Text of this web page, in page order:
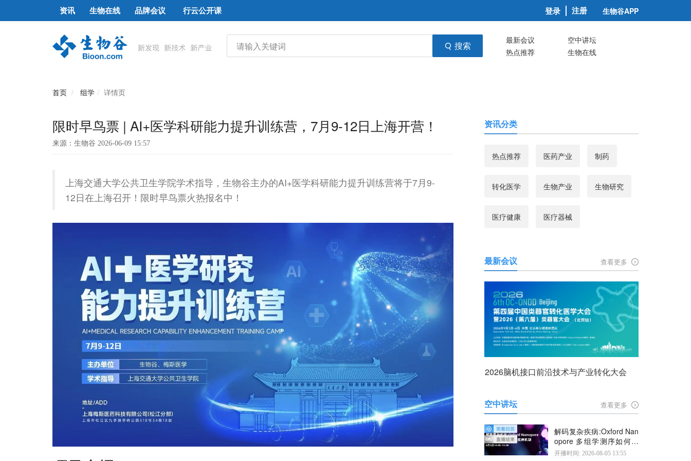
资讯 生物在线 品牌会议 行云公开课 登录 注册 生物谷APP
搜索 最新会议
空中讲坛
热点推荐
生物在线
首页 组学 详情页
限时早鸟票 | AI+医学科研能力提升训练营，7月9-12日上海开营！
来源：生物谷 2026-06-09 15:57
上海交通大学公共卫生学院学术指导，生物谷主办的AI+医学科研能力提升训练营将于7月9-
12日在上海召开！限时早鸟票火热报名中！
资讯分类
热点推荐 医药产业 制药
转化医学 生物产业 生物研究
医疗健康 医疗器械
最新会议 查看更多
2026脑机接口前沿技术与产业转化大会
空中讲坛 查看更多
解码复杂疾病:Oxford Nan
opore 多组学测序如何揭
示疾病机制
开播时间: 2026-08-05 13:55